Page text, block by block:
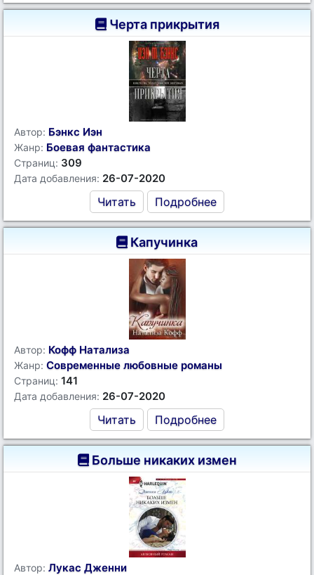
Черта прикрытия
Автор: Бэнкс Иэн
Жанр: Боевая фантастика
Страниц: 309
Дата добавления: 26-07-2020
Читать Подробнее
Капучинка
Автор: Кофф Натализа
Жанр: Современные любовные романы
Страниц: 141
Дата добавления: 26-07-2020
Читать Подробнее
Больше никаких измен
Автор: Лукас Дженни